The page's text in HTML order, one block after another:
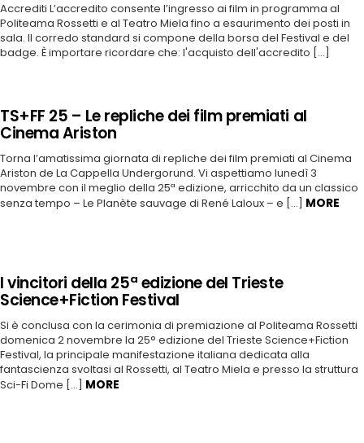
Accrediti L’accredito consente l’ingresso ai film in programma al
Politeama Rossetti e al Teatro Miela fino a esaurimento dei posti in
sala. Il corredo standard si compone della borsa del Festival e del
badge. È importare ricordare che: l'acquisto dell'accredito [...]
TS+FF 25 – Le repliche dei film premiati al
Cinema Ariston
Torna l’amatissima giornata di repliche dei film premiati al Cinema
Ariston de La Cappella Undergorund. Vi aspettiamo lunedì 3
novembre con il meglio della 25ª edizione, arricchito da un classico
senza tempo – Le Planète sauvage di René Laloux – e […] MORE
I vincitori della 25ª edizione del Trieste
Science+Fiction Festival
Si è conclusa con la cerimonia di premiazione al Politeama Rossetti
domenica 2 novembre la 25° edizione del Trieste Science+Fiction
Festival, la principale manifestazione italiana dedicata alla
fantascienza svoltasi al Rossetti, al Teatro Miela e presso la struttura
Sci-Fi Dome […] MORE